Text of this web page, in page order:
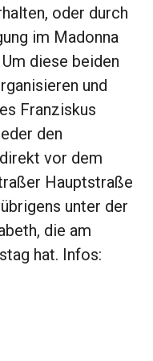
oder durch
im Madonna
diese beiden
und
Franziskus
den
vor dem
Hauptstraße
unter der
die am
hat. Infos: